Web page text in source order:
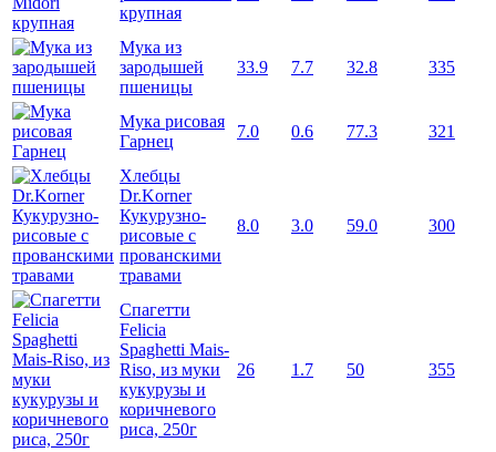
крупная
Мука из
зародышей
пшеницы
33.9 7.7 32.8 335
Мука рисовая
Гарнец
7.0 0.6 77.3 321
Хлебцы
Dr.Korner
Кукурузно-
рисовые с
прованскими
травами
8.0 3.0 59.0 300
Спагетти
Felicia
Spaghetti Mais-
Riso, из муки
кукурузы и
коричневого
риса, 250г
26 1.7 50 355